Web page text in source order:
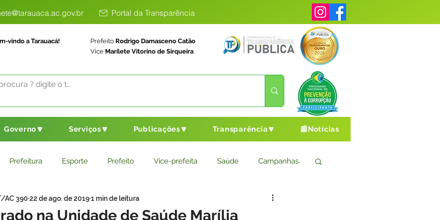
Portal da Transparência
vindo a Tarauacá! Prefeito Rodrigo Damasceno Catão
Vice Marilete Vitorino de Sirqueira
Governo🔽 Serviços🔽 Publicações🔽 Transparência🔽 📰Notícias
Prefeitura Esporte Prefeito Vice-prefeita Saúde Campanhas
Saneamento Básico Agricultura Cultura e Esporte
na Unidade de Saúde Marília
AC 390 22 de ago. de 20191 min de leitura